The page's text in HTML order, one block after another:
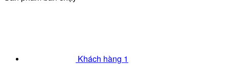
Khách hàng 1